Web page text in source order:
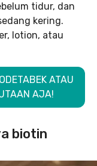
tidur, dan
kering.
lotion, atau
ATAU
AJA!
biotin